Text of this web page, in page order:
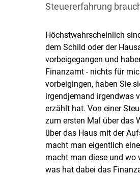
Steuererfahrung
Höchstwahrscheinlich
dem Schild oder der
vorbeigegangen und
Finanzamt - nichts für
vorbeigingen, haben Sie
irgendjemand irgendwas
erzählt hat. Von einer
zum ersten Mal über das
über das Haus mit der
macht man eigentlich
macht man diese und wo
was hat dabei das